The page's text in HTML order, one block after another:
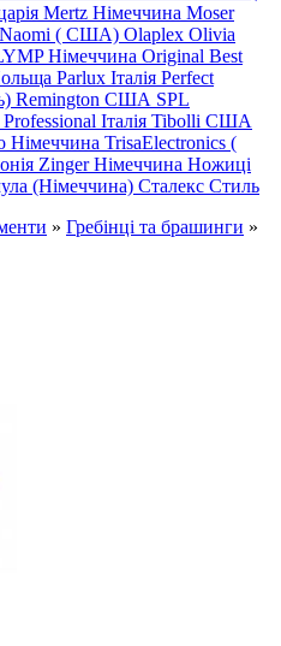
Mertz Німеччина Moser
( США) Olaplex Olivia
Німеччина Original Best
Parlux Італія Perfect
Remington США SPL
Італія Tibolli США
Німеччина TrisaElectronics (
Zinger Німеччина Ножиці
(Німеччина) Сталекс Стиль
» Гребінці та брашинги »